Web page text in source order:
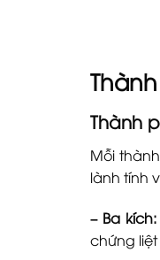
Thành
Mỗi
lành tính
– Ba kích:
chứng